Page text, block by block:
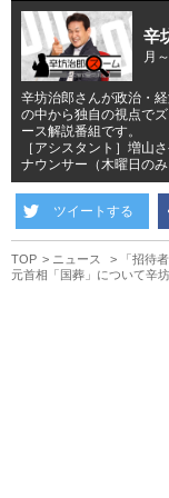
辛
月
辛坊治郎さんが政治・
の中から独自の視点で
ース解説番組です。
［アシスタント］増山
ナウンサー（木曜日のみ
ツイートする
TOP ニュース
「招待
元首相「国葬」について辛